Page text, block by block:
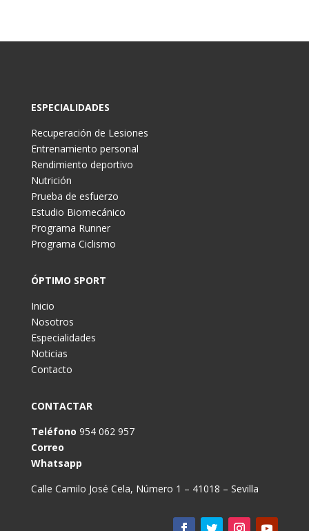
ESPECIALIDADES
Recuperación de Lesiones
Entrenamiento personal
Rendimiento deportivo
Nutrición
Prueba de esfuerzo
Estudio Biomecánico
Programa Runner
Programa Ciclismo
ÓPTIMO SPORT
Inicio
Nosotros
Especialidades
Noticias
Contacto
CONTACTAR
Teléfono 954 062 957
Correo
Whatsapp
Calle Camilo José Cela, Número 1 – 41018 – Sevilla